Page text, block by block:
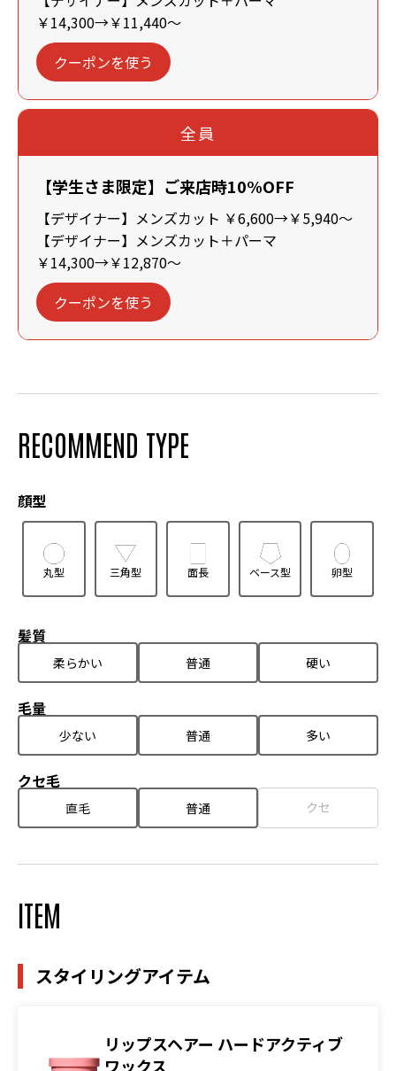
￥14,300→￥11,440～
クーポンを使う
全員
【学生さま限定】ご来店時10%OFF
【デザイナー】メンズカット ￥6,600→￥5,940～
【デザイナー】メンズカット＋パーマ
￥14,300→￥12,870～
クーポンを使う
RECOMMEND TYPE
顔型
丸型 三角型 面長 ベース型 卵型
髪質
柔らかい 普通 硬い
毛量
少ない 普通 多い
クセ毛
直毛 普通 クセ
ITEM
スタイリングアイテム
リップスヘアー ハードアクティブ
ワックス